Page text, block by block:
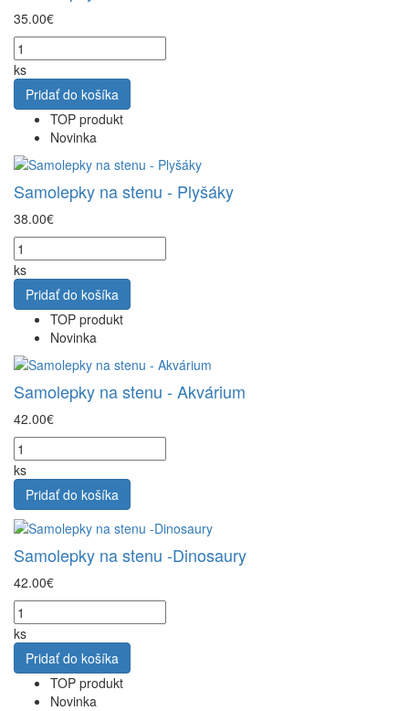
35.00€
ks
Pridať do košíka
TOP produkt
Novinka
Samolepky na stenu - Plyšáky
38.00€
ks
Pridať do košíka
TOP produkt
Novinka
Samolepky na stenu - Akvárium
42.00€
ks
Pridať do košíka
Samolepky na stenu -Dinosaury
42.00€
ks
Pridať do košíka
TOP produkt
Novinka